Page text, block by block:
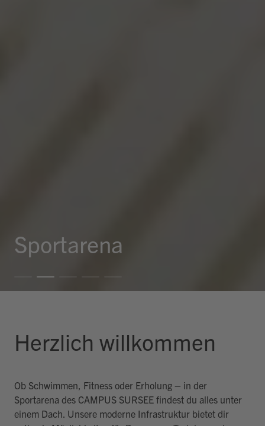
Sportarena
Herzlich willkommen
Ob Schwimmen, Fitness oder Erholung – in der
Sportarena des CAMPUS SURSEE findest du alles unter
einem Dach. Unsere moderne Infrastruktur bietet dir